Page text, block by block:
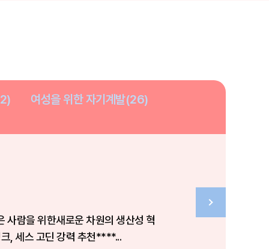
여성을 위한 자기계발(26)
사람을 위한새로운 차원의 생산성 혁
, 세스 고딘 강력 추천****...